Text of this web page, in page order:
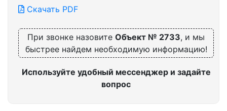
Скачать PDF
При звонке назовите Объект № 2733, и мы
быстрее найдем необходимую информацию!
Используйте удобный мессенджер и задайте
вопрос